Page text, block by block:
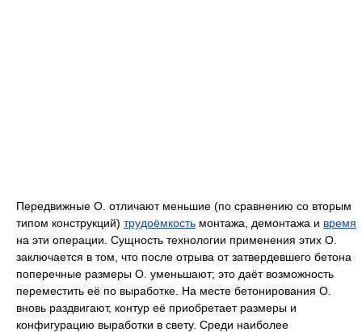
Передвижные O. отличают меньшие (по сравнению co вторым
типом конструкций) трудоёмкость монтажа, демонтажа и время
на эти операции. Сущность технологии применения этих O.
заключается в том, что после отрыва от затвердевшего бетона
поперечные размеры O. уменьшают; это даёт возможность
переместить её по выработке. Ha месте бетонирования O.
вновь раздвигают, контур её приобретает размеры и
конфигурацию выработки в свету. Среди наиболее